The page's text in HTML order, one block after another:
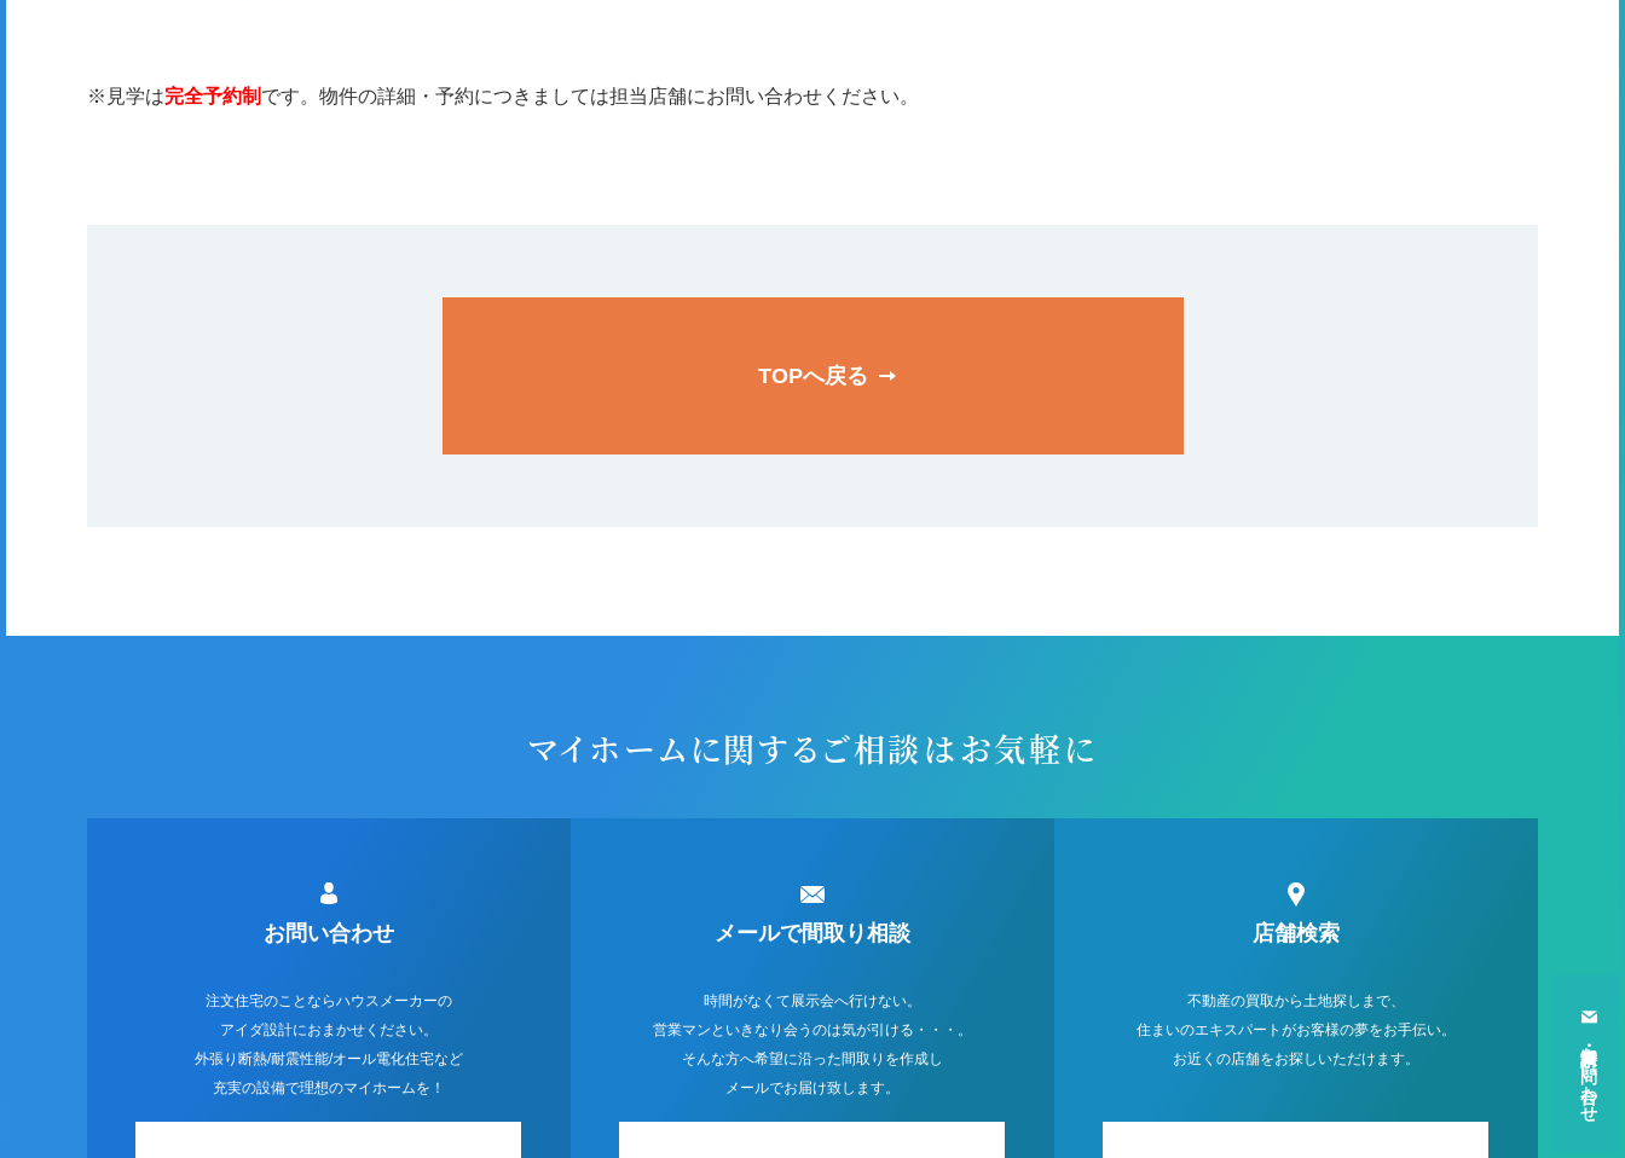
資料請求・お問い合わせ
※見学は完全予約制 です。物件の詳細・予約につきましては担当店舗にお問い合わせください。
TOPへ戻る
マイホームに関するご相談はお気軽に
お問い合わせ
注文住宅のことならハウスメーカーの
アイダ設計におまかせください。
外張り断熱/耐震性能/オール電化住宅など
充実の設備で理想のマイホームを！
メールで間取り相談
時間がなくて展示会へ行けない。
営業マンといきなり会うのは気が引ける・・・。
そんな方へ希望に沿った間取りを作成し
メールでお届け致します。
店舗検索
不動産の買取から土地探しまで、
住まいのエキスパートがお客様の夢をお手伝い。
お近くの店舗をお探しいただけます。